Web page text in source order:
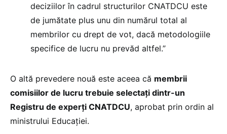
deciziilor în cadrul structurilor CNATDCU este
de jumătate plus unu din numărul total al
membrilor cu drept de vot, dacă metodologiile
specifice de lucru nu prevăd altfel.”
O altă prevedere nouă este aceea că membrii
comisiilor de lucru trebuie selectați dintr-un
Registru de experți CNATDCU, aprobat prin ordin al
ministrului Educației.